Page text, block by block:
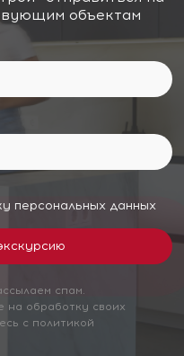
объектам
персональных данных
спам.
на обработку своих
с политикой